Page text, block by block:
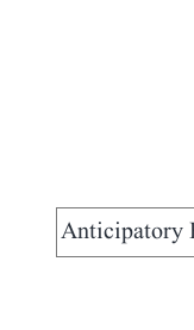
Anticipatory